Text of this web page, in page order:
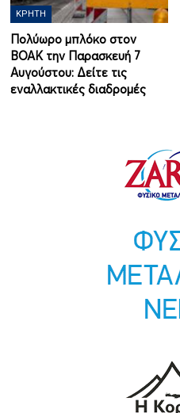
ΚΡΉΤΗ
Πολύωρο μπλόκο στον
ΒΟΑΚ την Παρασκευή 7
Αυγούστου: Δείτε τις
εναλλακτικές διαδρομές